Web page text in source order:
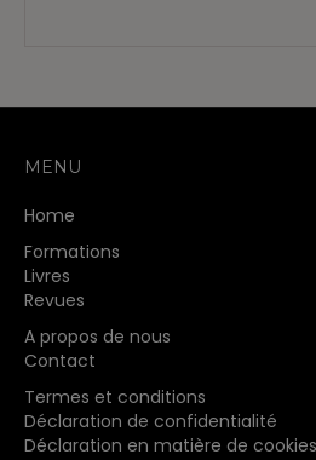
MENU
Home
Formations
Livres
Revues
A propos de nous
Contact
Termes et conditions
Déclaration de confidentialité
Déclaration en matière de cookies